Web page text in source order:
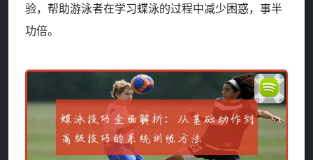
验，帮助游泳者在学习蝶泳的过程中减少困惑，事半
功倍。